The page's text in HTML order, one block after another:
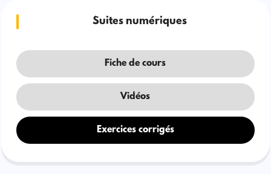
Suites numériques
Fiche de cours
Vidéos
Exercices corrigés